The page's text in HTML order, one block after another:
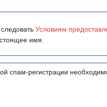
Условиям
имя.
спам-регистрации